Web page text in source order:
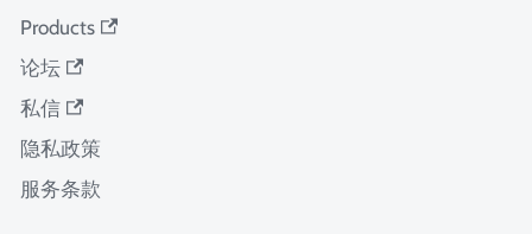
Products
论坛
私信
隐私政策
服务条款